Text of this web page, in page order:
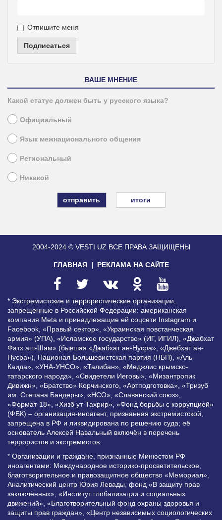
Отпишите меня
Подписаться
ВАШЕ МНЕНИЕ
Какой статус должен быть у русского языка?
Официальный
Язык межнационального общения
Региональный
Никакой
итоги
2004-2024 © VESTI.UZ ВСЕ ПРАВА ЗАЩИЩЕНЫ
ГЛАВНАЯ РЕКЛАМА НА САЙТЕ
* Экстремистские и террористические организации,
запрещенные в Российской Федерации: американская
компания Meta и принадлежащие ей соцсети Instagram и
Facebook, «Правый сектор», «Украинская повстанческая
армия» (УПА), «Исламское государство» (ИГ, ИГИЛ), «Джабхат
Фатх аш-Шам» (бывшая «Джабхат ан-Нусра», «Джебхат ан-
Нусра»), Национал-Большевистская партия (НБП), «Аль-
Каида», «УНА-УНСО», «Талибан», «Меджлис крымско-
татарского народа», «Свидетели Иеговы», «Мизантропик
Дивижн», «Братство» Корчинского, «Артподготовка», «Тризуб
им. Степана Бандеры», «НСО», «Славянский союз»,
«Формат-18», «Хизб ут-Тахрир», «Фонд борьбы с коррупцией»
(ФБК) – организация-иноагент, признанная экстремистской,
запрещена в РФ и ликвидирована по решению суда; её
основатель Алексей Навальный включён в перечень
террористов и экстремистов.
* Организации и граждане, признанные Минюстом РФ
иноагентами: Международное историко-просветительское,
благотворительное и правозащитное общество «Мемориал»,
Аналитический центр Юрия Левады, фонд «В защиту прав
заключённых», «Институт глобализации и социальных
движений», «Благотворительный фонд охраны здоровья и
защиты прав граждан», «Центр независимых социологических